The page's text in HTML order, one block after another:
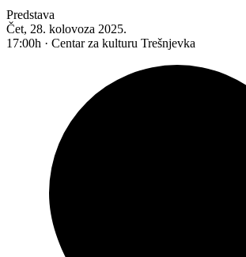
Predstava
Čet, 28. kolovoza 2025.
17:00h · Centar za kulturu Trešnjevka